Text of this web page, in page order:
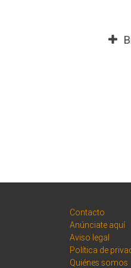
Contacto
Anúnciate aquí
Aviso legal
Política de
Quiénes somos